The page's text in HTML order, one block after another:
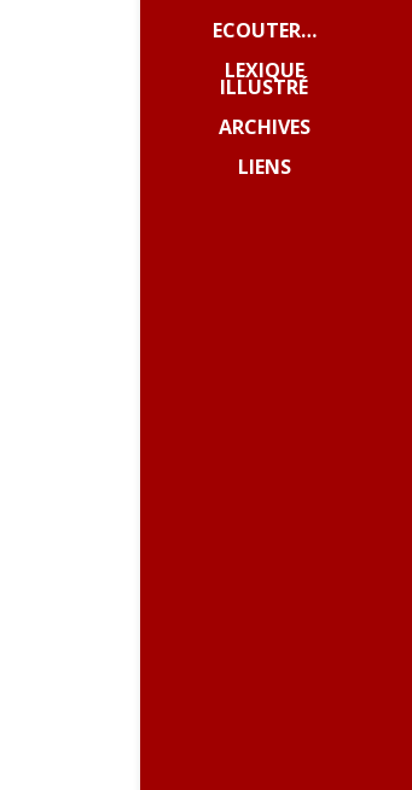
ECOUTER…
LEXIQUE
ILLUSTRÉ
ARCHIVES
LIENS